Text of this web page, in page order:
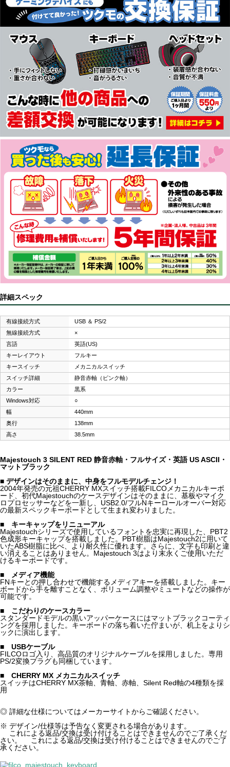
詳細スペック
有線接続方式
USB ＆ PS/2
無線接続方式
×
言語
英語(US)
キーレイアウト
フルキー
キースイッチ
メカニカルスイッチ
スイッチ詳細
静音赤軸（ピンク軸）
カラー
黒系
Windows対応
○
幅
440mm
奥行
138mm
高さ
38.5mm
Majestouch 3 SILENT RED 静音赤軸・フルサイズ・英語 US ASCII・
マットブラック
■ デザインはそのままに、中身をフルモデルチェンジ！
2004年発売の元祖CHERRY MXスイッチ搭載FILCOメカニカルキーボ
ード、初代Majestouchのケースデザインはそのままに、基板やマイク
ロプロセッサーなどを一新し、USB2.0/フルNキーロールオーバー対応
の最新スペックキーボードとして生まれ変わりました。
■ キーキャップをリニューアル
Majestouchシリーズで使用しているフォントを忠実に再現した、PBT2
色成形キーキャップを搭載しました。PBT樹脂はMajestouch2に用いて
いたABS樹脂に比べ、より耐久性に優れます。さらに、文字も印刷と違
い消えることはありません。Majestouch 3はより末永くご使用いただ
けるキーボードです。
■ メディア機能
FNキーとの押し合わせで機能するメディアキーを搭載しました。キー
ボードから手を離すことなく、ボリューム調整やミュートなどの操作が
可能です。
■ こだわりのケースカラー
スタンダードモデルの黒いアッパーケースにはマットブラックコーティ
ングを採用しました。キーボードの落ち着いた佇まいが、机上をよりシ
ックに演出します。
■ USBケーブル
FILCOロゴ入り、高品質のオリジナルケーブルを採用しました。専用
PS/2変換プラグも同梱しています。
■ CHERRY MX メカニカルスイッチ
スイッチはCHERRY MX茶軸、青軸、赤軸、Silent Red軸の4種類を採
用
◎ 詳細な仕様についてはメーカーサイトからご確認ください。
※ デザイン/仕様等は予告なく変更される場合があります。
これによる返品/交換は受け付けることはできませんのでご了承くだ
さい。 これによる返品/交換は受け付けることはできませんのでご了
承ください。